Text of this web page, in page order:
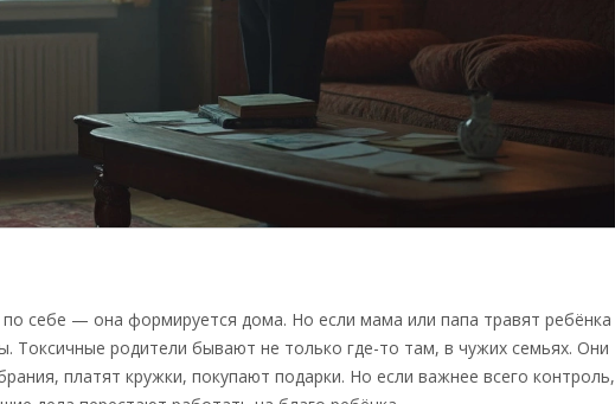
себе — она формируется дома. Но если мама или папа травят ребёнка
Токсичные родители бывают не только где-то там, в чужих семьях. Они
платят кружки, покупают подарки. Но если важнее всего контроль,